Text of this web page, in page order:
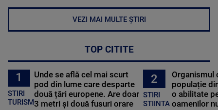
VEZI MAI MULTE ȘTIRI
TOP CITITE
1
STIRI
TURISM
Unde se află cel mai scurt
pod din lume care desparte
două țări europene. Are doar
3 metri și două fusuri orare
2
STIRI
STIINTA
Organismul
populație
o abilitate
oamenilor